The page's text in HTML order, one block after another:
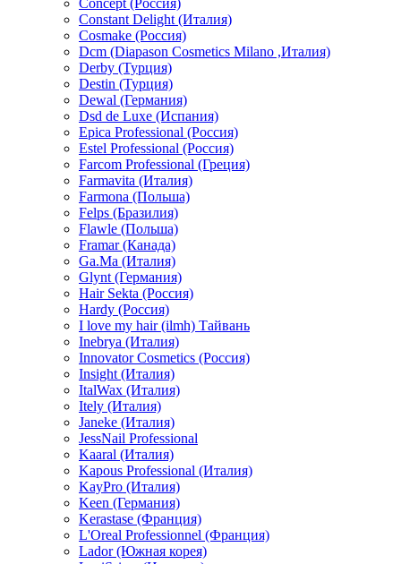
Concept (Россия)
Constant Delight (Италия)
Cosmake (Россия)
Dcm (Diapason Cosmetics Milano ,Италия)
Derby (Турция)
Destin (Турция)
Dewal (Германия)
Dsd de Luxe (Испания)
Epica Professional (Россия)
Estel Professional (Россия)
Farcom Professional (Греция)
Farmavita (Италия)
Farmona (Польша)
Felps (Бразилия)
Flawle (Польша)
Framar (Канада)
Ga.Ma (Италия)
Glynt (Германия)
Hair Sekta (Россия)
Hardy (Россия)
I love my hair (ilmh) Тайвань
Inebrya (Италия)
Innovator Cosmetics (Россия)
Insight (Италия)
ItalWax (Италия)
Itely (Италия)
Janeke (Италия)
JessNail Professional
Kaaral (Италия)
Kapous Professional (Италия)
KayPro (Италия)
Keen (Германия)
Kerastase (Франция)
L'Oreal Professionnel (Франция)
Lador (Южная корея)